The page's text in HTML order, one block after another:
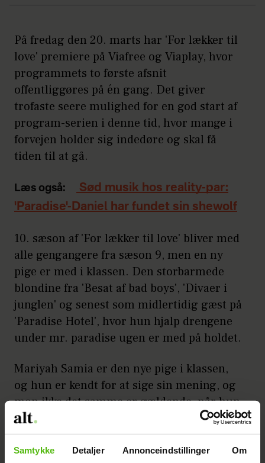
Samtykke Detaljer Annonceindstillinger Om
På fredag den 20. marts har 'For lækker til
love' premiere på Viafree og Viaplay, hvor
programmets to første afsnit
offentliggøres på én gang. Det giver
trofaste seere mulighed for en god start af
program-serien i denne tid, hvor mange i
forvejen holder sig indedøre og skal få
tiden til at gå.
Læs også:
Sød musik hos reality-par:
'Paradise'-Daniel har fundet sin shewolf
10. sæson af 'For lækker til love' bliver med
alle gengangere fra sæson 9, men en ny
pige er med i klassen. Den storbarmede
blondine fra 'Besat af bad boys', 'Divaer i
junglen' og senest som midlertidig gæst på
'Paradise Hotel', hvor hun hjalp drengene
under mr. paradise ugen er med på holdet.
Mariyah Samia er den nye pige i klassen,
og hun er kendt for at sige sin mening, og
mon ikke det samme er gældende, når hun
i 10. sæson af 'For lækker til love' skal
prøve at finde kærligheden.